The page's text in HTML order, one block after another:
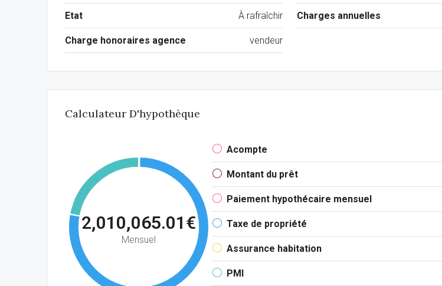
Etat À rafraîchir Charges annuelles
Charge honoraires agence vendeur
Calculateur D'hypothèque
2,010,065.01€
Mensuel
Acompte
Montant du prêt
Paiement hypothécaire mensuel
Taxe de propriété
Assurance habitation
PMI